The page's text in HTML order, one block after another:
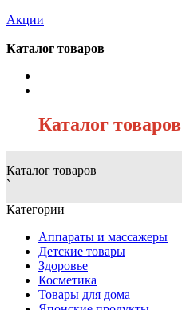
Акции
Каталог товаров
Каталог товаров
Каталог товаров
`
Категории
Аппараты и массажеры
Детские товары
Здоровье
Косметика
Товары для дома